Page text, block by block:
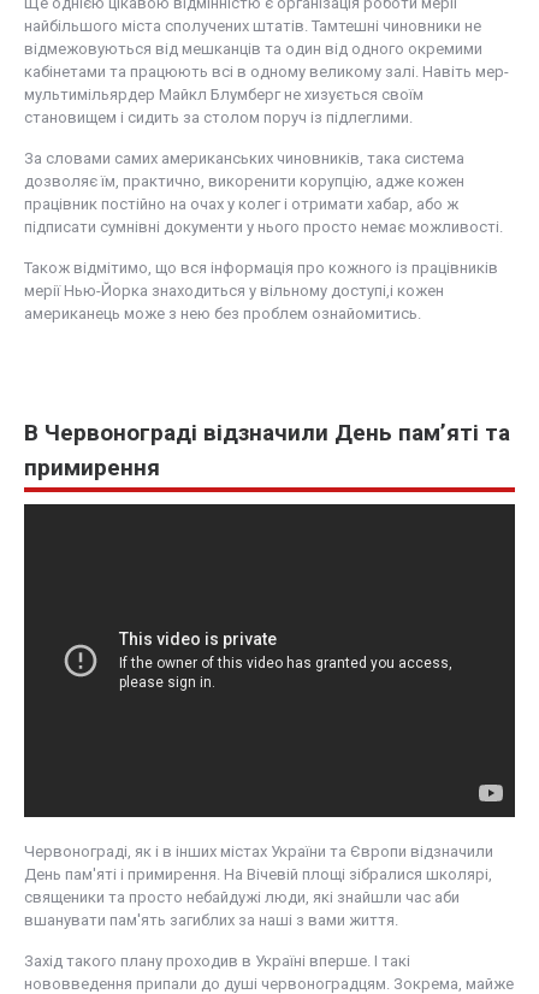
найбільшого міста сполучених штатів. Тамтешні чиновники не
відмежовуються від мешканців та один від одного окремими
кабінетами та працюють всі в одному великому залі. Навіть мер-
мультимільярдер Майкл Блумберг не хизується своїм
становищем і сидить за столом поруч із підлеглими.
За словами самих американських чиновників, така система
дозволяє їм, практично, викоренити корупцію, адже кожен
працівник постійно на очах у колег і отримати хабар, або ж
підписати сумнівні документи у нього просто немає можливості.
Також відмітимо, що вся інформація про кожного із працівників
мерії Нью-Йорка знаходиться у вільному доступі,і кожен
американець може з нею без проблем ознайомитись.
В Червонограді відзначили День пам’яті та
примирення
Червонограді, як і в інших містах України та Європи відзначили
День пам'яті і примирення. На Вічевій площі зібралися школярі,
священики та просто небайдужі люди, які знайшли час аби
вшанувати пам'ять загиблих за наші з вами життя.
Захід такого плану проходив в Україні вперше. І такі
нововведення припали до душі червоноградцям. Зокрема, майже